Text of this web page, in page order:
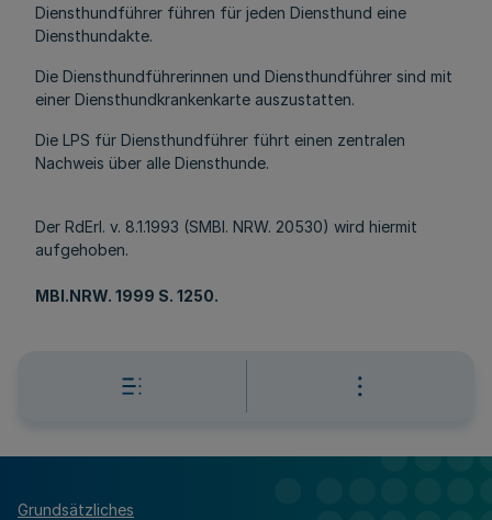
Diensthundführer führen für jeden Diensthund eine
Diensthundakte.
Die Diensthundführerinnen und Diensthundführer sind mit
einer Diensthundkrankenkarte auszustatten.
Die LPS für Diensthundführer führt einen zentralen
Nachweis über alle Diensthunde.
Der RdErl. v. 8.1.1993 (SMBl. NRW. 20530) wird hiermit
aufgehoben.
MBl.NRW. 1999 S. 1250.
Grundsätzliches